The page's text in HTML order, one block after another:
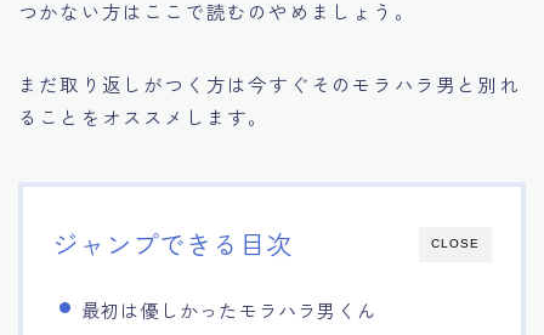
つかない方はここで読むのやめましょう。
まだ取り返しがつく方は今すぐそのモラハラ男と別れ
ることをオススメします。
CLOSE
ジャンプできる目次
最初は優しかったモラハラ男くん